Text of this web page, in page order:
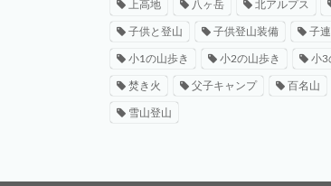
上高地 八ヶ岳 北アルプス
子供と登山 子供登山装備 子
小1の山歩き 小2の山歩き 小3
焚き火 父子キャンプ 百名山
雪山登山